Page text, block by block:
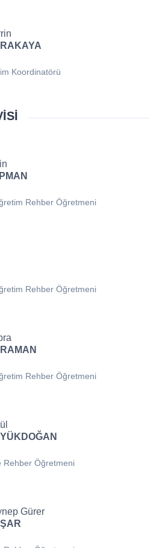
Koordinatörü
Rehber Öğretmeni
Rehber Öğretmeni
Rehber Öğretmeni
Rehber Öğretmeni
Gürer